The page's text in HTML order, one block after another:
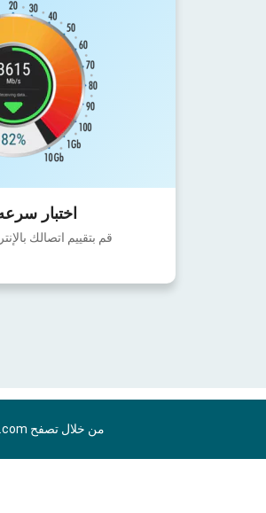
اختبار
قم بتقييم اتصالك
من خلال تصفح nPerf.com ، فانك بذلك توافق علي